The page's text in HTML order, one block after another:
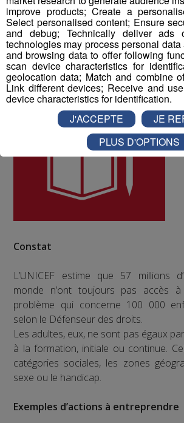
Blanc Médias.
ODD numéro 4 :
Constat
L’UNICEF estime que 57 millions
monde n’ont toujours pas accès
problème qui concerne 100 000
selon le Défenseur des droits.
Les adultes, eux, ne sont pas égaux
à la formation, initiale ou continue.
catégories sociales, les zones
sexe ou le handicap.
Exemples d’actions à entreprendre
improve products; Create a
Select personalised content; Ensure
and debug; Technically deliver ads
technologies may process personal
and browsing data to offer following
scan device characteristics for
geolocation data; Match and combine
Link different devices; Receive and
device characteristics for identification.
J'ACCEPTE
JE
PLUS D'OPTIONS